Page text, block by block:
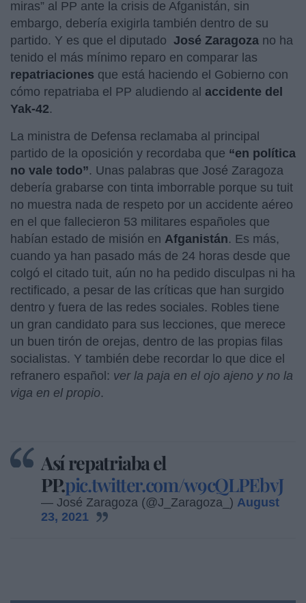
miras” al PP ante la crisis de Afganistán, sin
embargo, debería exigirla también dentro de su
partido. Y es que el diputado José Zaragoza no ha
tenido el más mínimo reparo en comparar las
repatriaciones que está haciendo el Gobierno con
cómo repatriaba el PP aludiendo al accidente del
Yak-42.
La ministra de Defensa reclamaba al principal
partido de la oposición y recordaba que “en política
no vale todo”. Unas palabras que José Zaragoza
debería grabarse con tinta imborrable porque su tuit
no muestra nada de respeto por un accidente aéreo
en el que fallecieron 53 militares españoles que
habían estado de misión en Afganistán. Es más,
cuando ya han pasado más de 24 horas desde que
colgó el citado tuit, aún no ha pedido disculpas ni ha
rectificado, a pesar de las críticas que han surgido
dentro y fuera de las redes sociales. Robles tiene
un gran candidato para sus lecciones, que merece
un buen tirón de orejas, dentro de las propias filas
socialistas. Y también debe recordar lo que dice el
refranero español: ver la paja en el ojo ajeno y no la
viga en el propio.
Así repatriaba el
PP.pic.twitter.com/w9cQLPEbvJ
— José Zaragoza (@J_Zaragoza_) August
23, 2021